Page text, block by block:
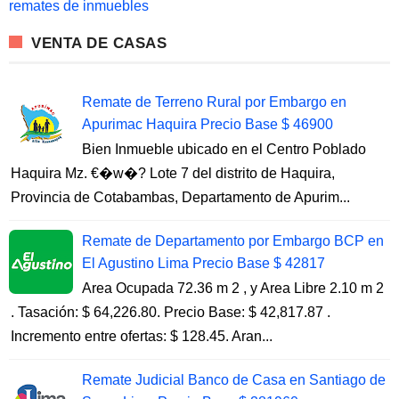
:remates de inmuebles
VENTA DE CASAS
Remate de Terreno Rural por Embargo en
Apurimac Haquira Precio Base $ 46900
Bien Inmueble ubicado en el Centro Poblado
Haquira Mz. €�w�? Lote 7 del distrito de Haquira,
Provincia de Cotabambas, Departamento de Apurim...
Remate de Departamento por Embargo BCP en
El Agustino Lima Precio Base $ 42817
Area Ocupada 72.36 m 2 , y Area Libre 2.10 m 2
. Tasación: $ 64,226.80. Precio Base: $ 42,817.87 .
Incremento entre ofertas: $ 128.45. Aran...
Remate Judicial Banco de Casa en Santiago de